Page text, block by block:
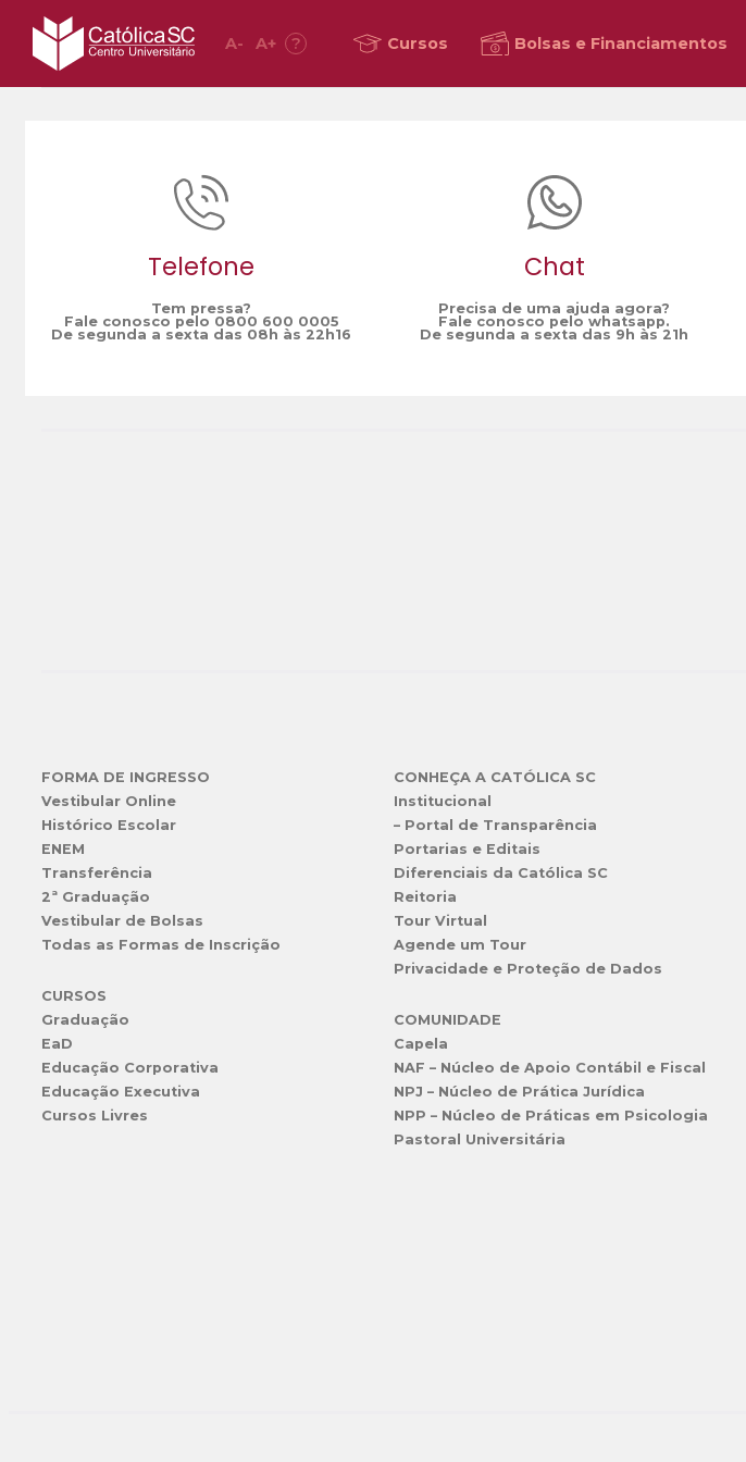
A- A+ ? Cursos Bolsas e Financiamentos
Home cdl
Telefone
Tem pressa?
Fale conosco pelo 0800 600 0005
De segunda a sexta das 08h às 22h16
Chat
Precisa de uma ajuda agora?
Fale conosco pelo whatsapp.
De segunda a sexta das 9h às 21h
FORMA DE INGRESSO
Vestibular Online
Histórico Escolar
ENEM
Transferência
2ª Graduação
Vestibular de Bolsas
Todas as Formas de Inscrição
CURSOS
Graduação
EaD
Educação Corporativa
Educação Executiva
Cursos Livres
CONHEÇA A CATÓLICA SC
Institucional
– Portal de Transparência
Portarias e Editais
Diferenciais da Católica SC
Reitoria
Tour Virtual
Agende um Tour
Privacidade e Proteção de Dados
COMUNIDADE
Capela
NAF – Núcleo de Apoio Contábil e Fiscal
NPJ – Núcleo de Prática Jurídica
NPP – Núcleo de Práticas em Psicologia
Pastoral Universitária